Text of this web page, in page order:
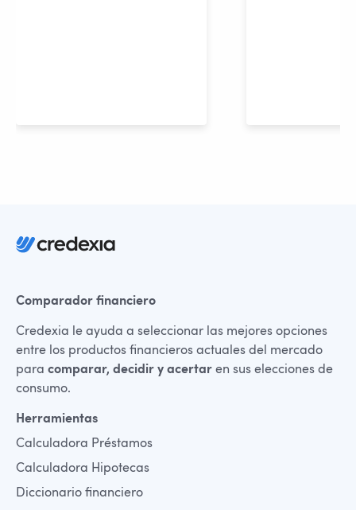
Comparador financiero
Credexia le ayuda a seleccionar las mejores opciones
entre los productos financieros actuales del mercado
para comparar, decidir y acertar en sus elecciones de
consumo.
Herramientas
Calculadora Préstamos
Calculadora Hipotecas
Diccionario financiero